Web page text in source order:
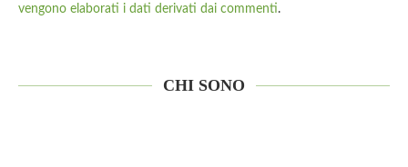
vengono elaborati i dati derivati dai commenti.
CHI SONO